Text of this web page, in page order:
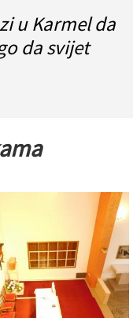
u Karmel da
da svijet